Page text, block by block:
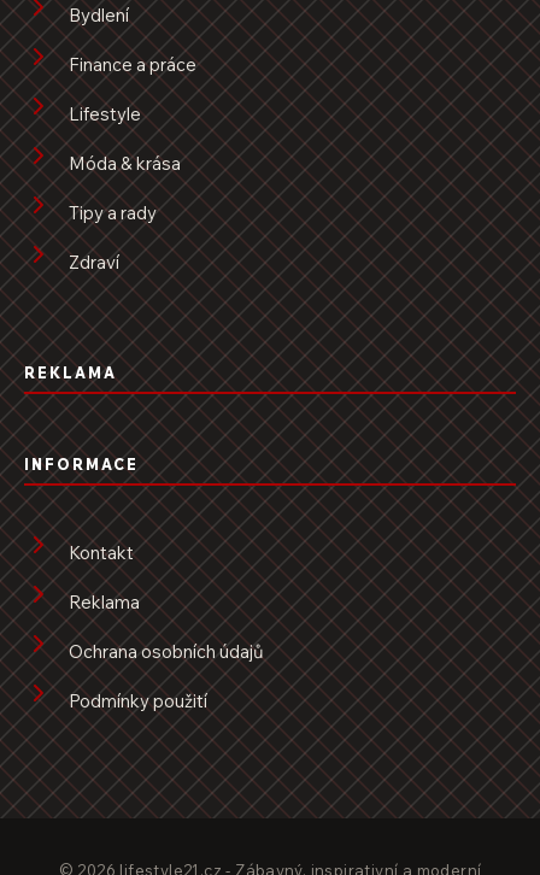
Bydlení
Finance a práce
Lifestyle
Móda & krása
Tipy a rady
Zdraví
REKLAMA
INFORMACE
Kontakt
Reklama
Ochrana osobních údajů
Podmínky použití
© 2026 lifestyle21.cz - Zábavný, inspirativní a moderní